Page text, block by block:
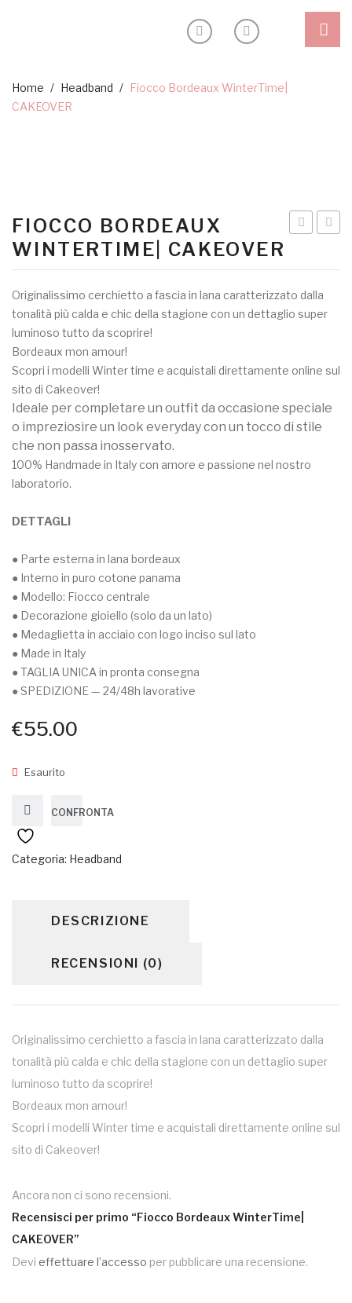
Shop
Blog
Sostenibilità
About
My Account
Home / Headband / Fiocco Bordeaux WinterTime|
CAKEOVER
fascia
per
capelli
#purple
FIOCCO BORDEAUX
WINTERTIME| CAKEOVER
Originalissimo cerchietto a fascia in lana caratterizzato dalla
tonalità più calda e chic della stagione con un dettaglio super
luminoso tutto da scoprire!
Bordeaux mon amour!
Scopri i modelli Winter time e acquistali direttamente online sul
sito di Cakeover!
Ideale per completare un outfit da occasione speciale
o impreziosire un look everyday con un tocco di stile
che non passa inosservato.
100% Handmade in Italy con amore e passione nel nostro
laboratorio.
DETTAGLI
● Parte esterna in lana bordeaux
● Interno in puro cotone panama
● Modello: Fiocco centrale
● Decorazione gioiello (solo da un lato)
● Medaglietta in acciaio con logo inciso sul lato
● Made in Italy
● TAGLIA UNICA in pronta consegna
● SPEDIZIONE — 24/48h lavorative
€55.00
Esaurito
CONFRONTA
Categoria: Headband
DESCRIZIONE
RECENSIONI (0)
Originalissimo cerchietto a fascia in lana caratterizzato dalla
tonalità più calda e chic della stagione con un dettaglio super
luminoso tutto da scoprire!
Bordeaux mon amour!
Scopri i modelli Winter time e acquistali direttamente online sul
sito di Cakeover!
Ancora non ci sono recensioni.
Recensisci per primo “Fiocco Bordeaux WinterTime|
CAKEOVER”
Devi effettuare l’accesso per pubblicare una recensione.